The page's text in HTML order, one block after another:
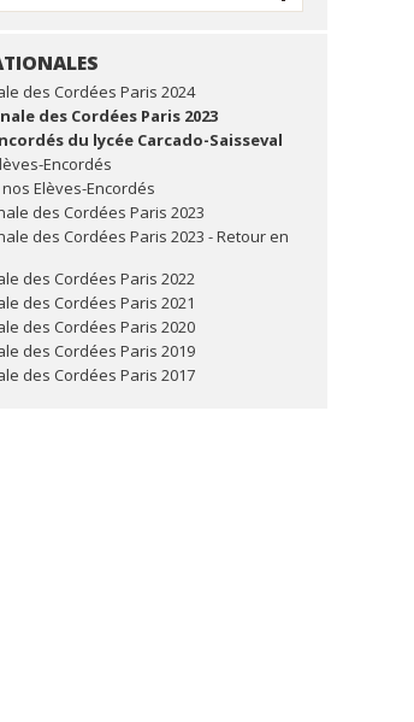
des Cordées Paris 2024
des Cordées Paris 2023
du lycée Carcado-Saisseval
Encordés
Elèves-Encordés
des Cordées Paris 2023
des Cordées Paris 2023 - Retour en
des Cordées Paris 2022
des Cordées Paris 2021
des Cordées Paris 2020
des Cordées Paris 2019
des Cordées Paris 2017